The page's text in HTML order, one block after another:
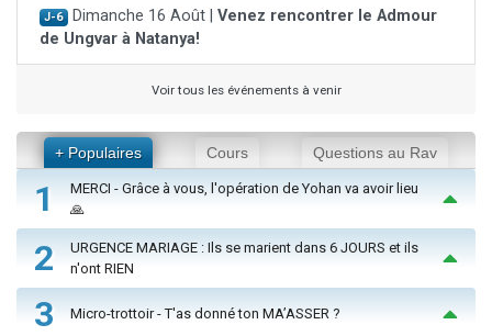
J-6 Dimanche 16 Août | Venez rencontrer le Admour
de Ungvar à Natanya!
Voir tous les événements à venir
+ Populaires Cours Questions au Rav
1
MERCI - Grâce à vous, l'opération de Yohan va avoir lieu
🙏
2
URGENCE MARIAGE : Ils se marient dans 6 JOURS et ils
n'ont RIEN
3 Micro-trottoir - T'as donné ton MA’ASSER ?